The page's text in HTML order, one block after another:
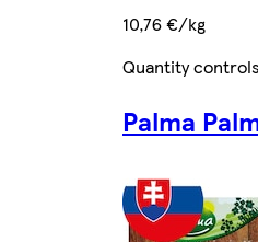
10,76 €/kg
Quantity controls
Palma